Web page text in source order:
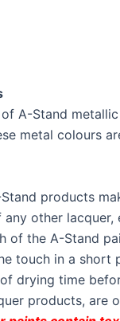
A-Stand
metal colours
products
other
of the A-Stand
touch in a short
drying time
products, are